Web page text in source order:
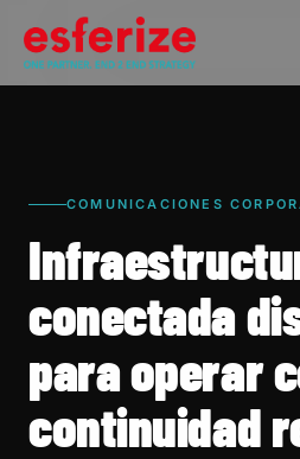
COMUNICACIONES
conectada
para operar
continuidad